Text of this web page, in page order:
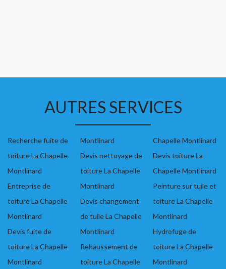
AUTRES SERVICES
Recherche fuite de
toiture La Chapelle
Montlinard
Entreprise de
toiture La Chapelle
Montlinard
Devis fuite de
toiture La Chapelle
Montlinard
Montlinard
Devis nettoyage de
toiture La Chapelle
Montlinard
Devis changement
de tuile La Chapelle
Montlinard
Rehaussement de
toiture La Chapelle
Chapelle Montlinard
Devis toiture La
Chapelle Montlinard
Peinture sur tuile et
toiture La Chapelle
Montlinard
Hydrofuge de
toiture La Chapelle
Montlinard